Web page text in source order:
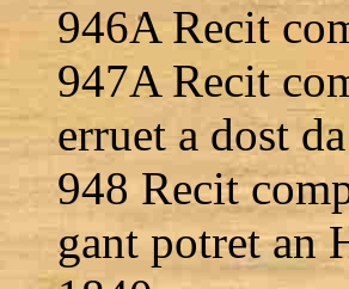
946A Recit
947A Recit
erruet a dost
948 Recit
gant potret an